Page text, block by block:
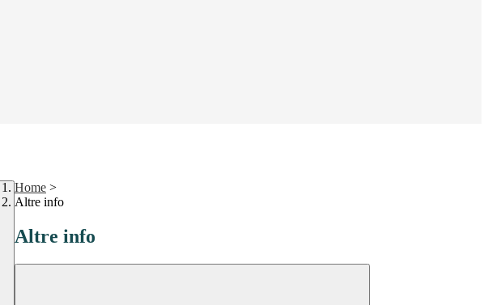
Home >
Altre info
Altre info